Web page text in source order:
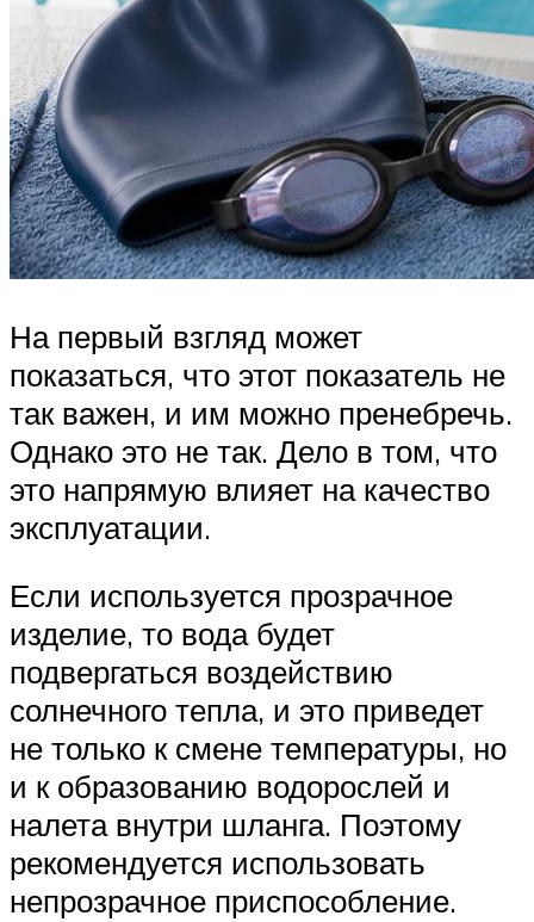
На первый взгляд может
показаться, что этот показатель не
так важен, и им можно пренебречь.
Однако это не так. Дело в том, что
это напрямую влияет на качество
эксплуатации.
Если используется прозрачное
изделие, то вода будет
подвергаться воздействию
солнечного тепла, и это приведет
не только к смене температуры, но
и к образованию водорослей и
налета внутри шланга. Поэтому
рекомендуется использовать
непрозрачное приспособление.